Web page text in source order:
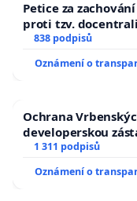
Petice za
proti tzv.
838 podpisů
Oznámení o
Ochrana
developerskou
1 311 podpisů
Oznámení o